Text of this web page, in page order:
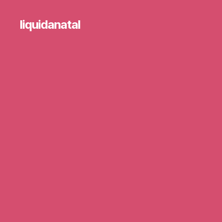
liquidanatal